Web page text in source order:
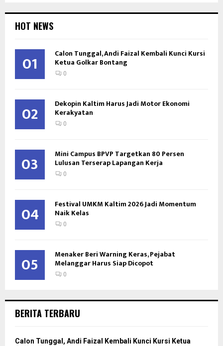
HOT NEWS
01 Calon Tunggal, Andi Faizal Kembali Kunci Kursi
Ketua Golkar Bontang
0
02 Dekopin Kaltim Harus Jadi Motor Ekonomi
Kerakyatan
0
03 Mini Campus BPVP Targetkan 80 Persen
Lulusan Terserap Lapangan Kerja
0
04 Festival UMKM Kaltim 2026 Jadi Momentum
Naik Kelas
0
05 Menaker Beri Warning Keras, Pejabat
Melanggar Harus Siap Dicopot
0
BERITA TERBARU
Calon Tunggal, Andi Faizal Kembali Kunci Kursi Ketua